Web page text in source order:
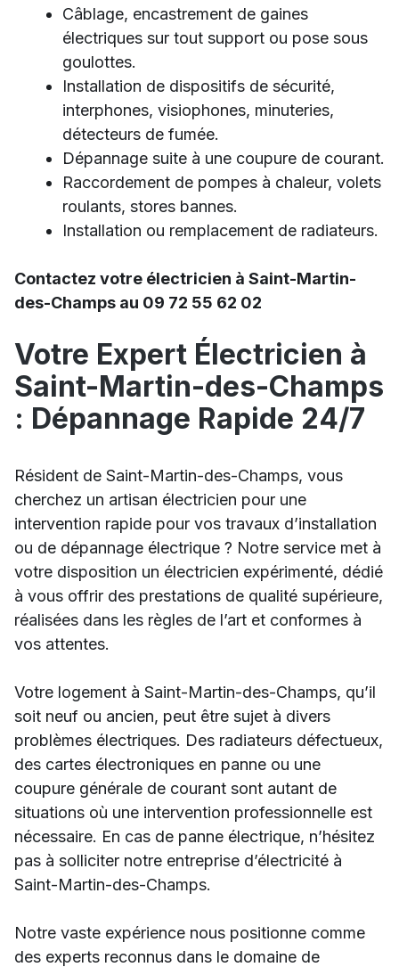
Câblage, encastrement de gaines
électriques sur tout support ou pose sous
goulottes.
Installation de dispositifs de sécurité,
interphones, visiophones, minuteries,
détecteurs de fumée.
Dépannage suite à une coupure de courant.
Raccordement de pompes à chaleur, volets
roulants, stores bannes.
Installation ou remplacement de radiateurs.
Contactez votre électricien à Saint-Martin-
des-Champs au 09 72 55 62 02
Votre Expert Électricien à
Saint-Martin-des-Champs
: Dépannage Rapide 24/7
Résident de Saint-Martin-des-Champs, vous
cherchez un artisan électricien pour une
intervention rapide pour vos travaux d’installation
ou de dépannage électrique ? Notre service met à
votre disposition un électricien expérimenté, dédié
à vous offrir des prestations de qualité supérieure,
réalisées dans les règles de l’art et conformes à
vos attentes.
Votre logement à Saint-Martin-des-Champs, qu’il
soit neuf ou ancien, peut être sujet à divers
problèmes électriques. Des radiateurs défectueux,
des cartes électroniques en panne ou une
coupure générale de courant sont autant de
situations où une intervention professionnelle est
nécessaire. En cas de panne électrique, n’hésitez
pas à solliciter notre entreprise d’électricité à
Saint-Martin-des-Champs.
Notre vaste expérience nous positionne comme
des experts reconnus dans le domaine de